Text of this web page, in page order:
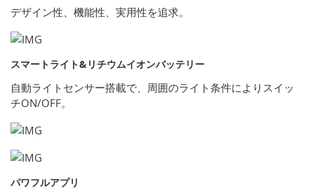
デザイン性、機能性、実用性を追求。
スマートライト&リチウムイオンバッテリー
自動ライトセンサー搭載で、周囲のライト条件によりスイッ
チON/OFF。
パワフルアプリ